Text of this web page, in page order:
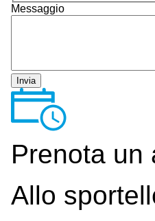
Messaggio
Invia
Prenota un
Allo